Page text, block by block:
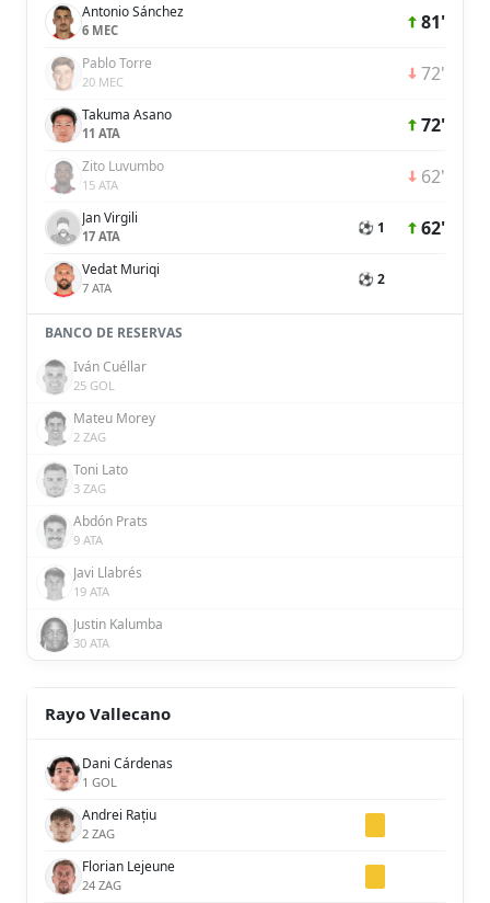
Antonio Sánchez
6 MEC 81'
Pablo Torre
20 MEC 72'
Takuma Asano
11 ATA 72'
Zito Luvumbo
15 ATA 62'
Jan Virgili
17 ATA ⚽ 1 62'
Vedat Muriqi
7 ATA ⚽ 2
BANCO DE RESERVAS
Iván Cuéllar
25 GOL
Mateu Morey
2 ZAG
Toni Lato
3 ZAG
Abdón Prats
9 ATA
Javi Llabrés
19 ATA
Justin Kalumba
30 ATA
Rayo Vallecano
Dani Cárdenas
1 GOL
Andrei Rațiu
2 ZAG
Florian Lejeune
24 ZAG